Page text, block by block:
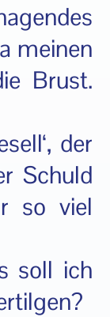
meinen
Brust.
der
Schuld
so viel
soll ich